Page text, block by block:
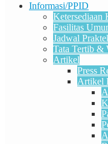
Informasi/PPID
Ketersediaan
Fasilitas
Jadwal
Tata Tertib &
Artikel
Press
Artikel